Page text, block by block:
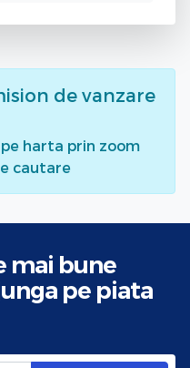
de vanzare
harta prin zoom
cautare
mai bune
pe piata